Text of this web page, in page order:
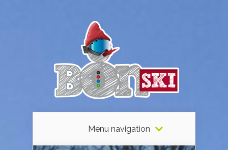
Menu navigation